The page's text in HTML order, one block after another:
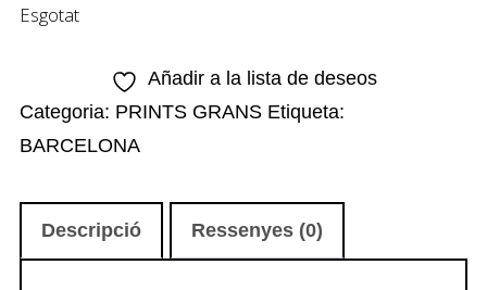
Esgotat
Añadir a la lista de deseos
Categoria: PRINTS GRANS Etiqueta:
BARCELONA
Descripció Ressenyes (0)